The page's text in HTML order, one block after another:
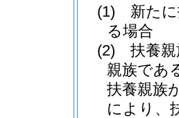
(1)
新た
る場合
(2)
扶養
親族であ
扶養親族
により、